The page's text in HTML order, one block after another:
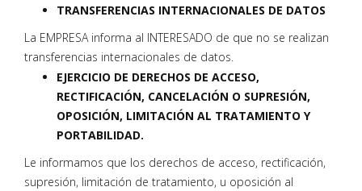
TRANSFERENCIAS INTERNACIONALES DE DATOS
La EMPRESA informa al INTERESADO de que no se realizan
transferencias internacionales de datos.
EJERCICIO DE DERECHOS DE ACCESO,
RECTIFICACIÓN, CANCELACIÓN O SUPRESIÓN,
OPOSICIÓN, LIMITACIÓN AL TRATAMIENTO Y
PORTABILIDAD.
Le informamos que los derechos de acceso, rectificación,
supresión, limitación de tratamiento, u oposición al